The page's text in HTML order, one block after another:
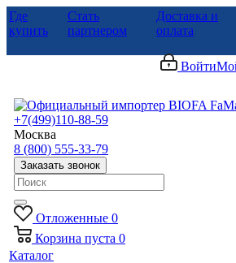
Где
купить
Стать
партнером
Доставка и
оплата
Войти
+7(499)110-88-59
Москва
8 (800) 555-33-79
Заказать звонок
Отложенные 0
Корзина пуста 0
Каталог